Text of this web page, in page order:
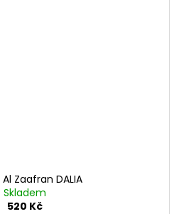
Zaafran DALIA
Skladem
520 Kč